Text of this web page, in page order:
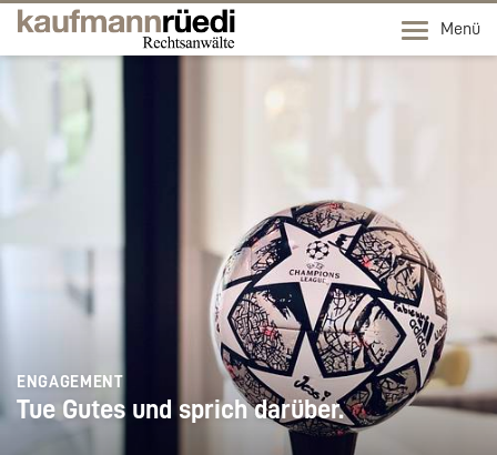
Menü
ENGAGEMENT
Tue Gutes und sprich darüber.